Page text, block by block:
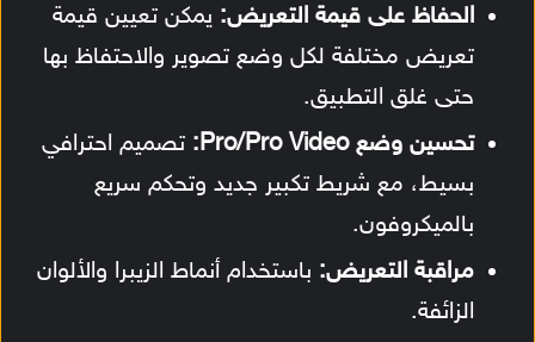
الحفاظ على قيمة التعريض: يمكن تعيين قيمة
تعريض مختلفة لكل وضع تصوير والاحتفاظ بها
حتى غلق التطبيق.
تحسين وضع Pro/Pro Video:
تصميم احترافي
بسيط، مع شريط تكبير جديد وتحكم سريع
بالميكروفون.
مراقبة التعريض: باستخدام أنماط الزيبرا والألوان
الزائفة.